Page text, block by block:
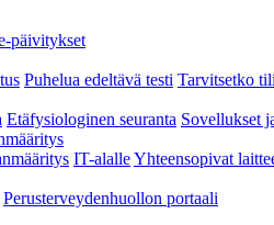
päivitykset
Puhelua edeltävä testi Tarvitsetko
Etäfysiologinen seuranta Sovellukset
IT-alalleYhteensopivat
Perusterveydenhuollon portaali